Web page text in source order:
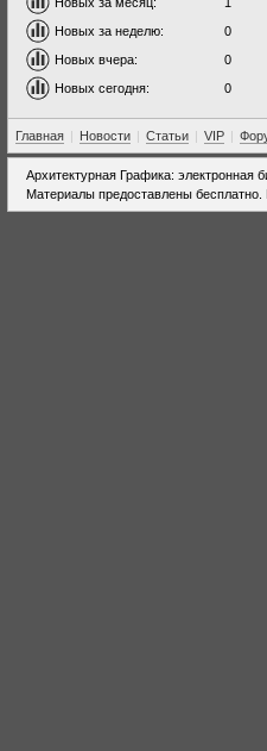
Новых за неделю:
0
Новых вчера:
0
Новых сегодня:
0
Главная | Новости | Статьи | VIP |
Архитектурная Графика: электронная
Материалы предоставлены